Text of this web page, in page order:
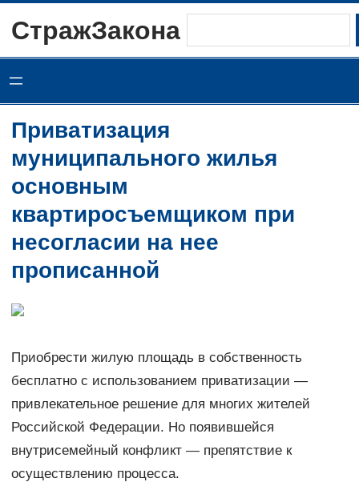
содержимому
СтражЗакона
Приватизация
муниципального жилья
основным
квартиросъемщиком при
несогласии на нее
прописанной
Приобрести жилую площадь в собственность
бесплатно с использованием приватизации —
привлекательное решение для многих жителей
Российской Федерации. Но появившейся
внутрисемейный конфликт — препятствие к
осуществлению процесса.